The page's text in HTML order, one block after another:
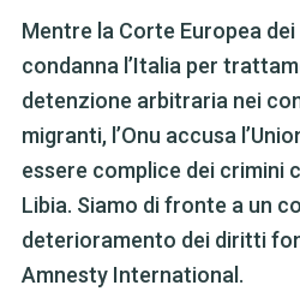
Mentre la Corte Europea
condanna l’Italia per
detenzione arbitraria nei
migranti, l’Onu accusa
essere complice dei crimini
Libia. Siamo di fronte a un
deterioramento dei diritti
Amnesty International.